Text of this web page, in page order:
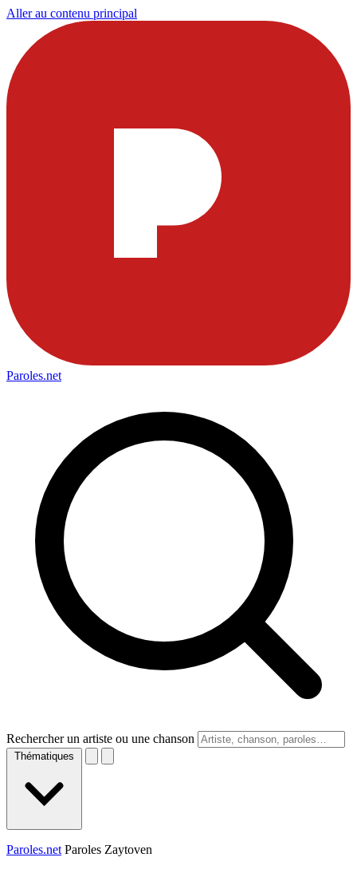
Aller au contenu principal
Paroles.net
Rechercher un artiste ou une chanson
Thématiques
Paroles.net Paroles Zaytoven